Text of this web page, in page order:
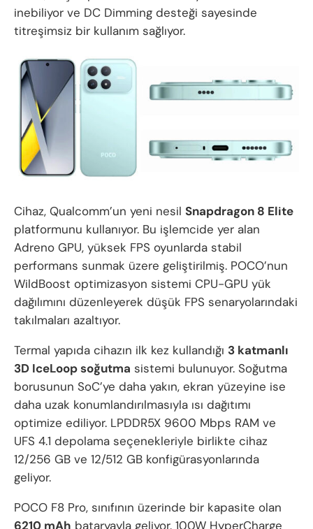
inebiliyor ve DC Dimming desteği sayesinde
titreşimsiz bir kullanım sağlıyor.
Cihaz, Qualcomm’un yeni nesil Snapdragon 8 Elite
platformunu kullanıyor. Bu işlemcide yer alan
Adreno GPU, yüksek FPS oyunlarda stabil
performans sunmak üzere geliştirilmiş. POCO’nun
WildBoost optimizasyon sistemi CPU-GPU yük
dağılımını düzenleyerek düşük FPS senaryolarındaki
takılmaları azaltıyor.
Termal yapıda cihazın ilk kez kullandığı 3 katmanlı
3D IceLoop soğutma sistemi bulunuyor. Soğutma
borusunun SoC’ye daha yakın, ekran yüzeyine ise
daha uzak konumlandırılmasıyla ısı dağıtımı
optimize ediliyor. LPDDR5X 9600 Mbps RAM ve
UFS 4.1 depolama seçenekleriyle birlikte cihaz
12/256 GB ve 12/512 GB konfigürasyonlarında
geliyor.
POCO F8 Pro, sınıfının üzerinde bir kapasite olan
6210 mAh bataryayla geliyor. 100W HyperCharge